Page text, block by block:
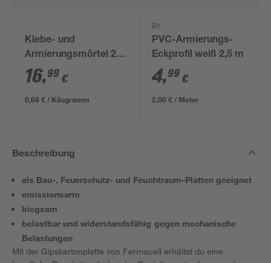
Klebe- und
Armierungsmörtel 25
kg
16,99 €
0,68 € / Kilogramm
B1
PVC-Armierungs-
Eckprofil weiß 2,5 m
4,99 €
2,00 € / Meter
Beschreibung
als Bau-, Feuerschutz- und Feuchtraum-Platten geeignet
emissionsarm
biegsam
belastbar und widerstandsfähig gegen mechanische
Belastungen
Mit der Gipskartonplatte von Fermacell erhältst du eine